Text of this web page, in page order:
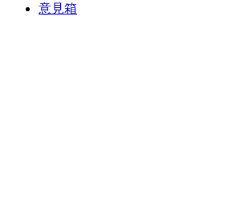
意見箱